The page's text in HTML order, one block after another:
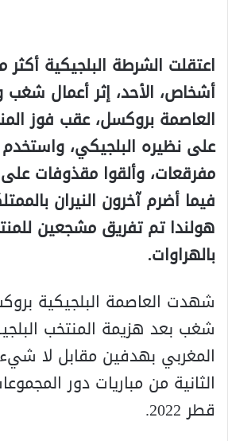
اعتقلت الشرطة البلجيكية
أشخاص، الأحد، إثر أعمال
العاصمة بروكسل، عقب فوز
على نظيره البلجيكي،
مفرقعات، وألقوا مقذوفات
فيما أضرم آخرون النيران
هولندا تم تفريق مشجعين
بالهراوات.
شهدت العاصمة البلجيكية
شغب بعد هزيمة المنتخب
المغربي بهدفين مقابل لا
الثانية من مباريات دور
قطر 2022.